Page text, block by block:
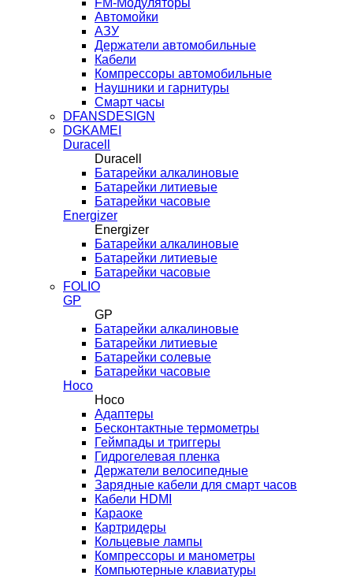
FM-Модуляторы
Автомойки
АЗУ
Держатели автомобильные
Кабели
Компрессоры автомобильные
Наушники и гарнитуры
Смарт часы
DFANSDESIGN
DGKAMEI
Duracell
Duracell
Батарейки алкалиновые
Батарейки литиевые
Батарейки часовые
Energizer
Energizer
Батарейки алкалиновые
Батарейки литиевые
Батарейки часовые
FOLIO
GP
GP
Батарейки алкалиновые
Батарейки литиевые
Батарейки солевые
Батарейки часовые
Hoco
Hoco
Адаптеры
Бесконтактные термометры
Геймпады и триггеры
Гидрогелевая пленка
Держатели велосипедные
Зарядные кабели для смарт часов
Кабели HDMI
Караоке
Картридеры
Кольцевые лампы
Компрессоры и манометры
Компьютерные клавиатуры